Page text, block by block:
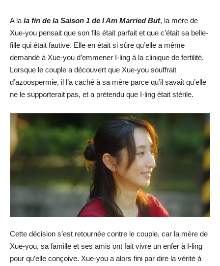
A la la fin de la Saison 1 de I Am Married But, la mère de
Xue-you pensait que son fils était parfait et que c’était sa belle-
fille qui était fautive. Elle en était si sûre qu’elle a même
demandé à Xue-you d’emmener I-ling à la clinique de fertilité.
Lorsque le couple a découvert que Xue-you souffrait
d’azoospermie, il l’a caché à sa mère parce qu’il savait qu’elle
ne le supporterait pas, et a prétendu que I-ling était stérile.
Cette décision s’est retournée contre le couple, car la mère de
Xue-you, sa famille et ses amis ont fait vivre un enfer à I-ling
pour qu’elle conçoive. Xue-you a alors fini par dire la vérité à